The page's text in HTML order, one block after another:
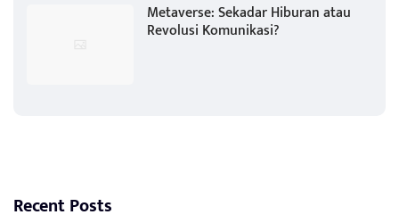
Metaverse: Sekadar Hiburan atau
Revolusi Komunikasi?
Recent Posts